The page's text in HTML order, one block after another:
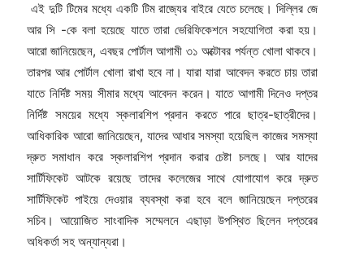
এই দুটি টিমের মধ্যে একটি টিম রাজ্যের বাইরে যেতে চলেছে। দিল্লির জে
আর সি -কে বলা হয়েছে যাতে তারা ভেরিফিকেশনে সহযোগিতা করা হয়।
আরো জানিয়েছেন, এবছর পোর্টাল আগামী ৩১ অক্টোবর পর্যন্ত খোলা থাকবে।
তারপর আর পোর্টাল খোলা রাখা হবে না। যারা যারা আবেদন করতে চায় তারা
যাতে নির্দিষ্ট সময় সীমার মধ্যে আবেদন করেন। যাতে আগামী দিনেও দপ্তর
নির্দিষ্ট সময়ের মধ্যে স্কলারশিপ প্রদান করতে পারে ছাত্র-ছাত্রীদের।
আধিকারিক আরো জানিয়েছেন, যাদের আধার সমস্যা হয়েছিল কাজের সমস্যা
দ্রুত সমাধান করে স্কলারশিপ প্রদান করার চেষ্টা চলছে। আর যাদের
সার্টিফিকেট আটকে রয়েছে তাদের কলেজের সাথে যোগাযোগ করে দ্রুত
সার্টিফিকেট পাইয়ে দেওয়ার ব্যবস্থা করা হবে বলে জানিয়েছেন দপ্তরের
সচিব। আয়োজিত সাংবাদিক সম্মেলনে এছাড়া উপস্থিত ছিলেন দপ্তরের
অধিকর্তা সহ অন্যান্যরা।